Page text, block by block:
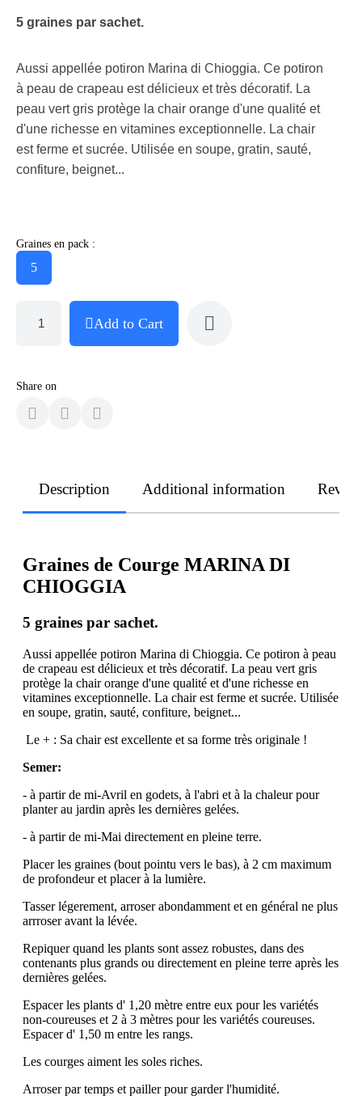
5 graines par sachet.
Aussi appellée potiron Marina di Chioggia. Ce potiron
à peau de crapeau est délicieux et très décoratif. La
peau vert gris protège la chair orange d'une qualité et
d'une richesse en vitamines exceptionnelle. La chair
est ferme et sucrée. Utilisée en soupe, gratin, sauté,
confiture, beignet...
Graines en pack :
5
Add to Cart
Share on
Description Additional information
Graines de Courge MARINA DI
CHIOGGIA
5 graines par sachet.
Aussi appellée potiron Marina di Chioggia. Ce potiron à peau
de crapeau est délicieux et très décoratif. La peau vert gris
protège la chair orange d'une qualité et d'une richesse en
vitamines exceptionnelle. La chair est ferme et sucrée. Utilisée
en soupe, gratin, sauté, confiture, beignet...
Le + : Sa chair est excellente et sa forme très originale !
Semer:
- à partir de mi-Avril en godets, à l'abri et à la chaleur pour
planter au jardin après les dernières gelées.
- à partir de mi-Mai directement en pleine terre.
Placer les graines (bout pointu vers le bas), à 2 cm maximum
de profondeur et placer à la lumière.
Tasser légerement, arroser abondamment et en général ne plus
arrroser avant la lévée.
Repiquer quand les plants sont assez robustes, dans des
contenants plus grands ou directement en pleine terre après les
dernières gelées.
Espacer les plants d' 1,20 mètre entre eux pour les variétés
non-coureuses et 2 à 3 mètres pour les variétés coureuses.
Espacer d' 1,50 m entre les rangs.
Les courges aiment les soles riches.
Arroser par temps et pailler pour garder l'humidité.